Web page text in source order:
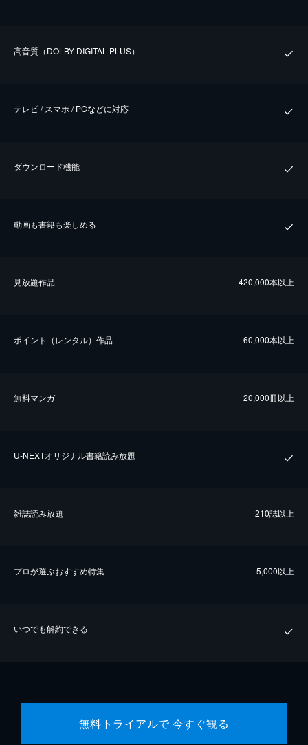
⾼⾳質（DOLBY DIGITAL PLUS）
テレビ / スマホ / PCなどに対応
ダウンロード機能
動画も書籍も楽しめる
⾒放題作品 420,000本以上
ポイント（レンタル）作品 60,000本以上
無料マンガ 20,000冊以上
U-NEXTオリジナル書籍読み放題
雑誌読み放題 210誌以上
プロが選ぶおすすめ特集 5,000以上
いつでも解約できる
無料トライアルで 今すぐ観る